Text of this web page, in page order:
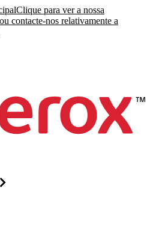
Clique para ver a nossa
contacte-nos relativamente a